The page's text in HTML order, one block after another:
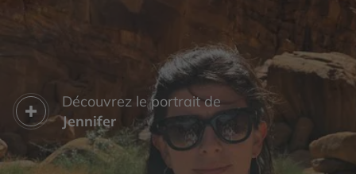
Découvrez le portrait de
Jennifer